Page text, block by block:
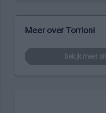
Meer over Torrioni
bekijk meer